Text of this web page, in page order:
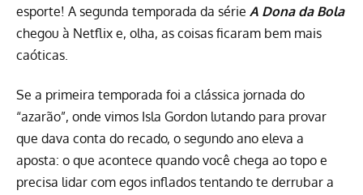
esporte! A segunda temporada da série A Dona da Bola
chegou à Netflix e, olha, as coisas ficaram bem mais
caóticas.
Se a primeira temporada foi a clássica jornada do
“azarão”, onde vimos Isla Gordon lutando para provar
que dava conta do recado, o segundo ano eleva a
aposta: o que acontece quando você chega ao topo e
precisa lidar com egos inflados tentando te derrubar a